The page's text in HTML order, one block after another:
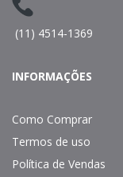
(11) 4514-1369
INFORMAÇÕES
Como Comprar
Termos de uso
Política de Vendas